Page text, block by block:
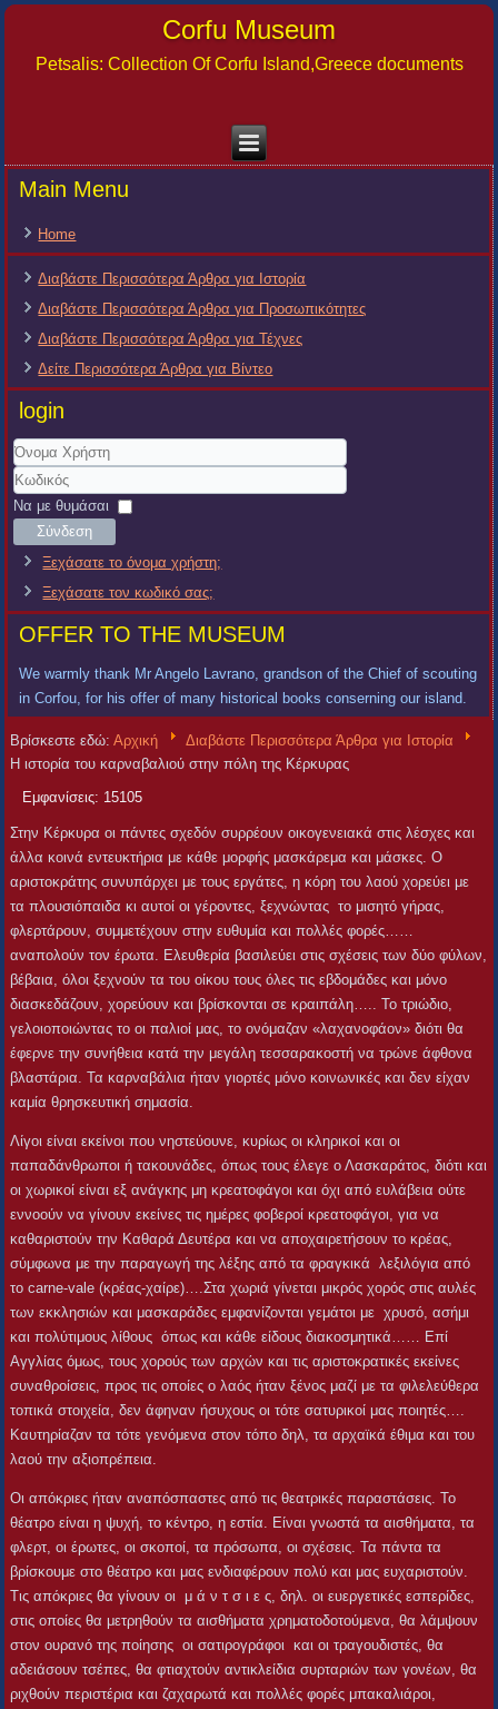
Corfu Museum
Petsalis: Collection Of Corfu Island,Greece documents
Main Menu
Home
Διαβάστε Περισσότερα Άρθρα για Ιστορία
Διαβάστε Περισσότερα Άρθρα για Προσωπικότητες
Διαβάστε Περισσότερα Άρθρα για Τέχνες
Δείτε Περισσότερα Άρθρα για Βίντεο
login
Όνομα
Χρήστη
Κωδικός
Να με θυμάσαι
Σύνδεση
Ξεχάσατε το όνομα χρήστη;
Ξεχάσατε τον κωδικό σας;
OFFER TO THE MUSEUM
We warmly thank Mr Angelo Lavrano, grandson of the Chief of scouting
in Corfou, for his offer of many historical books conserning our island.
Βρίσκεστε εδώ:Αρχική
Διαβάστε Περισσότερα Άρθρα για Ιστορία
Η ιστορία του καρναβαλιού στην πόλη της Κέρκυρας
Εμφανίσεις: 15105
Στην Κέρκυρα οι πάντες σχεδόν συρρέουν οικογενειακά στις λέσχες και
άλλα κοινά εντευκτήρια με κάθε μορφής μασκάρεμα και μάσκες. Ο
αριστοκράτης συνυπάρχει με τους εργάτες, η κόρη του λαού χορεύει με
τα πλουσιόπαιδα κι αυτοί οι γέροντες, ξεχνώντας το μισητό γήρας,
φλερτάρουν, συμμετέχουν στην ευθυμία και πολλές φορές……
αναπολούν τον έρωτα. Ελευθερία βασιλεύει στις σχέσεις των δύο φύλων,
βέβαια, όλοι ξεχνούν τα του οίκου τους όλες τις εβδομάδες και μόνο
διασκεδάζουν, χορεύουν και βρίσκονται σε κραιπάλη….. Το τριώδιο,
γελοιοποιώντας το οι παλιοί μας, το ονόμαζαν «λαχανοφάον» διότι θα
έφερνε την συνήθεια κατά την μεγάλη τεσσαρακοστή να τρώνε άφθονα
βλαστάρια. Τα καρναβάλια ήταν γιορτές μόνο κοινωνικές και δεν είχαν
καμία θρησκευτική σημασία.
Λίγοι είναι εκείνοι που νηστεύουνε, κυρίως οι κληρικοί και οι
παπαδάνθρωποι ή τακουνάδες, όπως τους έλεγε ο Λασκαράτος, διότι και
οι χωρικοί είναι εξ ανάγκης μη κρεατοφάγοι και όχι από ευλάβεια ούτε
εννοούν να γίνουν εκείνες τις ημέρες φοβεροί κρεατοφάγοι, για να
καθαριστούν την Καθαρά Δευτέρα και να αποχαιρετήσουν το κρέας,
σύμφωνα με την παραγωγή της λέξης από τα φραγκικά λεξιλόγια από
το carne-vale (κρέας-χαίρε)….Στα χωριά γίνεται μικρός χορός στις αυλές
των εκκλησιών και μασκαράδες εμφανίζονται γεμάτοι με χρυσό, ασήμι
και πολύτιμους λίθους όπως και κάθε είδους διακοσμητικά…… Επί
Αγγλίας όμως, τους χορούς των αρχών και τις αριστοκρατικές εκείνες
συναθροίσεις, προς τις οποίες ο λαός ήταν ξένος μαζί με τα φιλελεύθερα
τοπικά στοιχεία, δεν άφηναν ήσυχους οι τότε σατυρικοί μας ποιητές….
Καυτηρίαζαν τα τότε γενόμενα στον τόπο δηλ, τα αρχαϊκά έθιμα και του
λαού την αξιοπρέπεια.
Οι απόκριες ήταν αναπόσπαστες από τις θεατρικές παραστάσεις. Το
θέατρο είναι η ψυχή, το κέντρο, η εστία. Είναι γνωστά τα αισθήματα, τα
φλερτ, οι έρωτες, οι σκοποί, τα πρόσωπα, οι σχέσεις. Τα πάντα τα
βρίσκουμε στο θέατρο και μας ενδιαφέρουν πολύ και μας ευχαριστούν.
Τις απόκριες θα γίνουν οι μ ά ν τ σ ι ε ς, δηλ. οι ευεργετικές εσπερίδες,
στις οποίες θα μετρηθούν τα αισθήματα χρηματοδοτούμενα, θα λάμψουν
στον ουρανό της ποίησης οι σατιρογράφοι και οι τραγουδιστές, θα
αδειάσουν τσέπες, θα φτιαχτούν αντικλείδια συρταριών των γονέων, θα
ριχθούν περιστέρια και ζαχαρωτά και πολλές φορές μπακαλιάροι,